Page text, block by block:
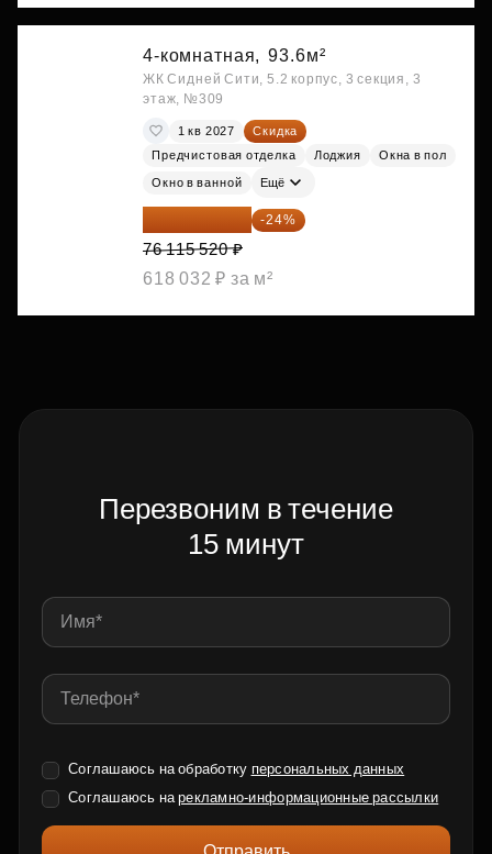
4-комнатная, 93.6м²
ЖК Сидней Сити, 5.2 корпус, 3 секция, 3
этаж, №309
1 кв 2027
Скидка
Предчистовая отделка
Лоджия Окна в пол
Окно в ванной Ещё
57 847 795 ₽ -24%
76 115 520 ₽
618 032 ₽ за м²
Перезвоним в течение
15 минут
Соглашаюсь на обработку персональных данных
Соглашаюсь нарекламно-информационные рассылки